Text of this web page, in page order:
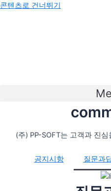
콘텐츠로 건너뛰기
(주) PP-SOFT는 고객과 진
공지시항 질문과